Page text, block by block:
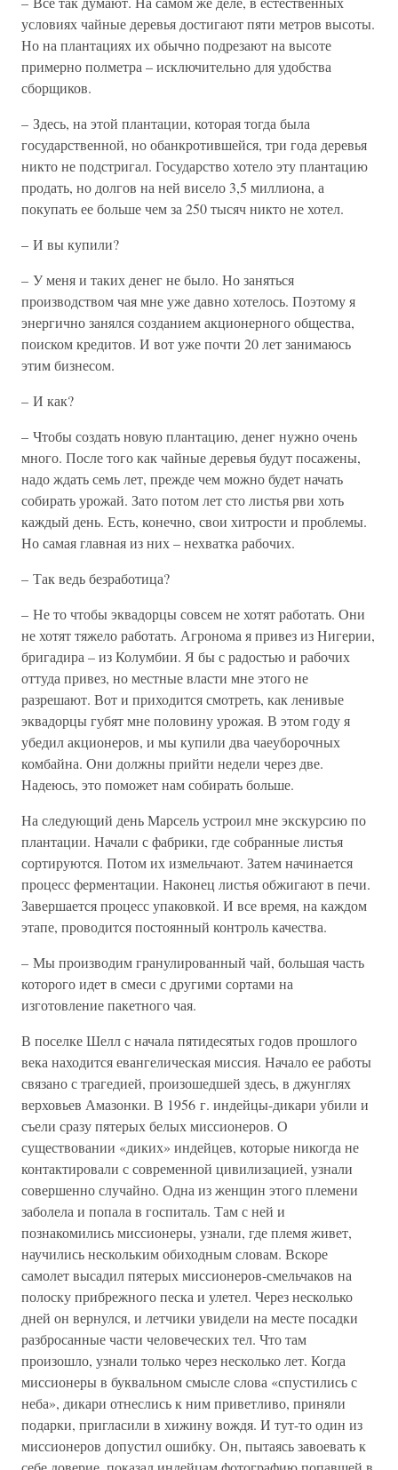
условиях чайные деревья достигают пяти метров высоты.
Но на плантациях их обычно подрезают на высоте
примерно полметра – исключительно для удобства
сборщиков.
– Здесь, на этой плантации, которая тогда была
государственной, но обанкротившейся, три года деревья
никто не подстригал. Государство хотело эту плантацию
продать, но долгов на ней висело 3,5 миллиона, а
покупать ее больше чем за 250 тысяч никто не хотел.
– И вы купили?
– У меня и таких денег не было. Но заняться
производством чая мне уже давно хотелось. Поэтому я
энергично занялся созданием акционерного общества,
поиском кредитов. И вот уже почти 20 лет занимаюсь
этим бизнесом.
– И как?
– Чтобы создать новую плантацию, денег нужно очень
много. После того как чайные деревья будут посажены,
надо ждать семь лет, прежде чем можно будет начать
собирать урожай. Зато потом лет сто листья рви хоть
каждый день. Есть, конечно, свои хитрости и проблемы.
Но самая главная из них – нехватка рабочих.
– Так ведь безработица?
– Не то чтобы эквадорцы совсем не хотят работать. Они
не хотят тяжело работать. Агронома я привез из Нигерии,
бригадира – из Колумбии. Я бы с радостью и рабочих
оттуда привез, но местные власти мне этого не
разрешают. Вот и приходится смотреть, как ленивые
эквадорцы губят мне половину урожая. В этом году я
убедил акционеров, и мы купили два чаеуборочных
комбайна. Они должны прийти недели через две.
Надеюсь, это поможет нам собирать больше.
На следующий день Марсель устроил мне экскурсию по
плантации. Начали с фабрики, где собранные листья
сортируются. Потом их измельчают. Затем начинается
процесс ферментации. Наконец листья обжигают в печи.
Завершается процесс упаковкой. И все время, на каждом
этапе, проводится постоянный контроль качества.
– Мы производим гранулированный чай, большая часть
которого идет в смеси с другими сортами на
изготовление пакетного чая.
В поселке Шелл с начала пятидесятых годов прошлого
века находится евангелическая миссия. Начало ее работы
связано с трагедией, произошедшей здесь, в джунглях
верховьев Амазонки. В 1956 г. индейцы-дикари убили и
съели сразу пятерых белых миссионеров. О
существовании «диких» индейцев, которые никогда не
контактировали с современной цивилизацией, узнали
совершенно случайно. Одна из женщин этого племени
заболела и попала в госпиталь. Там с ней и
познакомились миссионеры, узнали, где племя живет,
научились нескольким обиходным словам. Вскоре
самолет высадил пятерых миссионеров-смельчаков на
полоску прибрежного песка и улетел. Через несколько
дней он вернулся, и летчики увидели на месте посадки
разбросанные части человеческих тел. Что там
произошло, узнали только через несколько лет. Когда
миссионеры в буквальном смысле слова «спустились с
неба», дикари отнеслись к ним приветливо, приняли
подарки, пригласили в хижину вождя. И тут-то один из
миссионеров допустил ошибку. Он, пытаясь завоевать к